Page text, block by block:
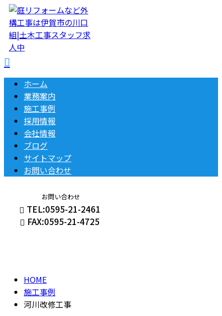
ホーム
業務案内
施工事例
採用情報
会社情報
ブログ
サイトマップ
お問い合わせ
お問い合わせ
TEL:0595-21-2461
FAX:0595-21-4725
HOME
施工事例
河川改修工事